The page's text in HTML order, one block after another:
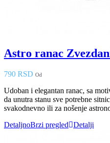
Astro ranac
790 RSD Od
Udoban i elegantan ranac, sa
da unutra stanu sve potrebne
svakodnevno ili za nošenje
DetaljnoBrzi pregled Detalji